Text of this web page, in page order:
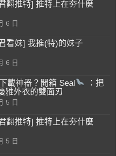
翻推特] 推特上在夯什麼
6 日
看妹] 我推(特)的妹子
6 日
載神器？開箱 Seal
：把
雅外衣的雙面刃
5 日
翻推特] 推特上在夯什麼
5 日